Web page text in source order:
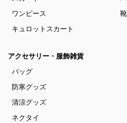
ワンピース
キュロットスカート
アクセサリー・服飾雑貨
バッグ
防寒グッズ
清涼グッズ
ネクタイ